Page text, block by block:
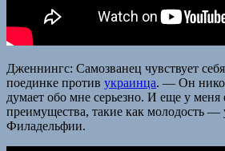
Дженнингс: Самозванец чувствует
поединке против украинца. — Он
думает обо мне серьезно. И еще у меня
преимущества, такие как молодость —
Филадельфии.